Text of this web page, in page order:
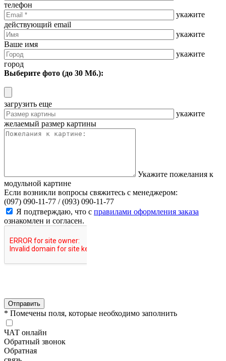
телефон
укажите
действующий email
укажите
Ваше имя
укажите
город
Выберите фото (до 30 Мб.):
загрузить еще
укажите
желаемый размер картины
Укажите пожелания к
модульной картине
Если возникли вопросы свяжитесь с менеджером:
(097) 090-11-77 /(093) 090-11-77
Я подтверждаю, что с правилами оформления заказа
ознакомлен и согласен.
Отправить
* Помечены поля, которые необходимо заполнить
ЧАТ онлайн
Обратный звонок
Обратная